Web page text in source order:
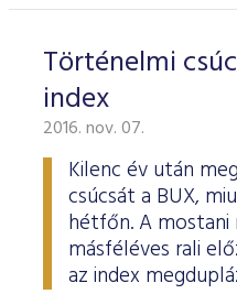
Történelmi
index
2016. nov. 07.
Kilenc év után
csúcsát a BUX,
hétfőn. A
másféléves rali
az index